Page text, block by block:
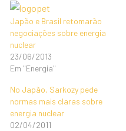
Japão e Brasil retomarão
negociações sobre energia
nuclear
23/06/2013
Em "Energia"
No Japão, Sarkozy pede
normas mais claras sobre
energia nuclear
02/04/2011